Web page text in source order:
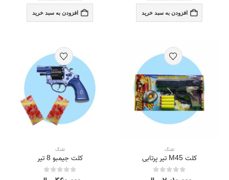
افزودن به سبد خرید افزودن به سبد خرید
تفنگ
کلت M45 تیر پرتابی
تفنگ
کلت جیمبو 8 تير